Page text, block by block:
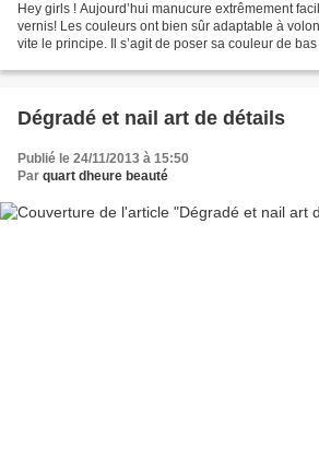
Hey girls ! Aujourd’hui manucure extrêmement
vernis! Les couleurs ont bien sûr adaptable à
vite le principe. Il s’agit de poser sa couleur de
Dégradé et nail art de détails
Publié le 24/11/2013 à 15:50
Par quart dheure beauté